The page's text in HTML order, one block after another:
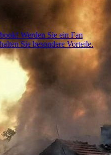
Werden Sie ein Fan
Sie besondere Vorteile.